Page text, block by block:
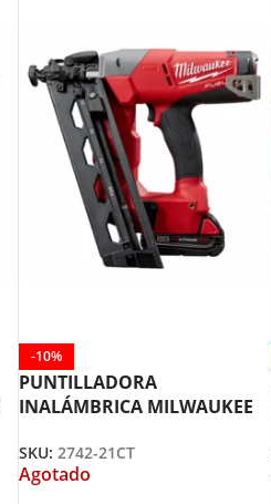
-10%
PUNTILLADORA
INALÁMBRICA MILWAUKEE
SKU:2742-21CT
Agotado